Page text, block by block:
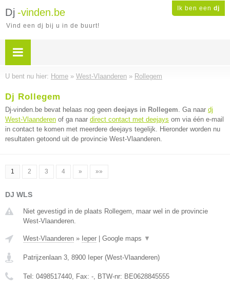
Ik ben een dj
Dj -vinden.be
Vind een dj bij u in de buurt!
U bent nu hier: Home » West-Vlaanderen » Rollegem
Dj Rollegem
Dj-vinden.be bevat helaas nog geen deejays in Rollegem. Ga naar dj
West-Vlaanderen of ga naar direct contact met deejays om via één e-mail
in contact te komen met meerdere deejays tegelijk. Hieronder worden nu
resultaten getoond uit de provincie West-Vlaanderen.
1 2 3 4 » »»
DJ WLS
Niet gevestigd in de plaats Rollegem, maar wel in de provincie
West-Vlaanderen.
West-Vlaanderen » Ieper Google maps ▼
Patrijzenlaan 3, 8900 Ieper (West-Vlaanderen)
Tel: 0498517440, Fax: -, BTW-nr: BE0628845555